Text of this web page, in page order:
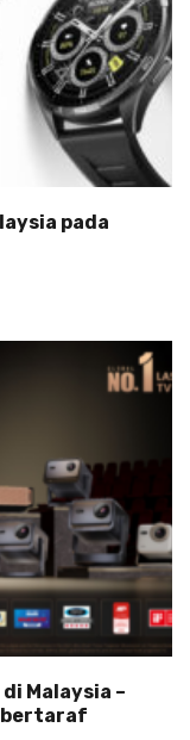
pada
Malaysia –
bertaraf